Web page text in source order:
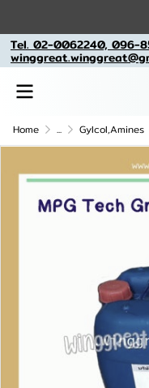
Tel. 02-0062240, 096-
Home ... Gylcol,Amines